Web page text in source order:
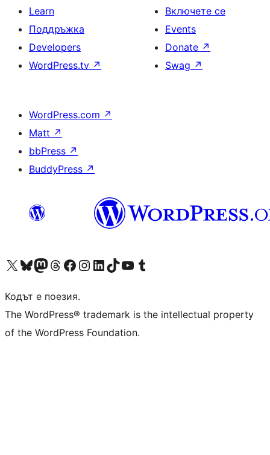
Learn
Поддръжка
Developers
WordPress.tv ↗
Включете се
Events
Donate ↗
Swag ↗
WordPress.com ↗
Matt ↗
bbPress ↗
BuddyPress ↗
Visit our X (formerly Twitter) account
Visit our Bluesky account
Visit our Mastodon account
Visit our Threads account
Посетете нашата страница във Facebook
Посетете нашия профил в Instagram
Посетете нашия профил в LinkedIn
Visit our TikTok account
Visit our YouTube channel
Visit our Tumblr account
Кодът е поезия.
The WordPress® trademark is the intellectual property
of the WordPress Foundation.